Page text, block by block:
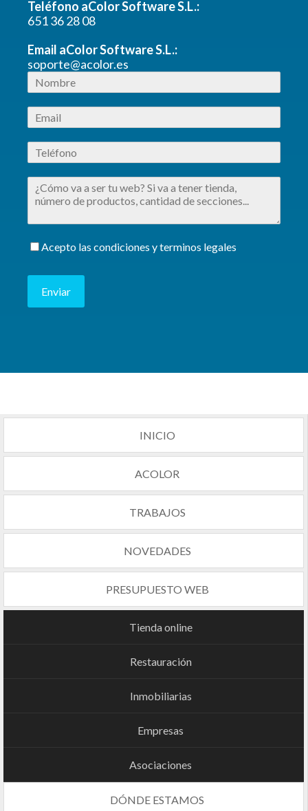
Teléfono aColor Software S.L.:
651 36 28 08
Email aColor Software S.L.:
soporte@acolor.es
Acepto las condiciones y terminos legales
Enviar
INICIO
ACOLOR
TRABAJOS
NOVEDADES
PRESUPUESTO WEB
Tienda online
Restauración
Inmobiliarias
Empresas
Asociaciones
DÓNDE ESTAMOS